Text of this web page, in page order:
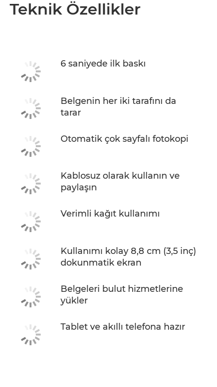
Teknik Özellikler
6 saniyede ilk baskı
Belgenin her iki tarafını da
tarar
Otomatik çok sayfalı fotokopi
Kablosuz olarak kullanın ve
paylaşın
Verimli kağıt kullanımı
Kullanımı kolay 8,8 cm (3,5 inç)
dokunmatik ekran
Belgeleri bulut hizmetlerine
yükler
Tablet ve akıllı telefona hazır